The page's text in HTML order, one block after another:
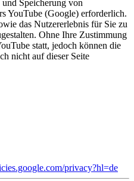
Speicherung von
YouTube (Google) erforderlich.
das Nutzererlebnis für Sie zu
Ohne Ihre Zustimmung
statt, jedoch können die
nicht auf dieser Seite
privacy?hl=de